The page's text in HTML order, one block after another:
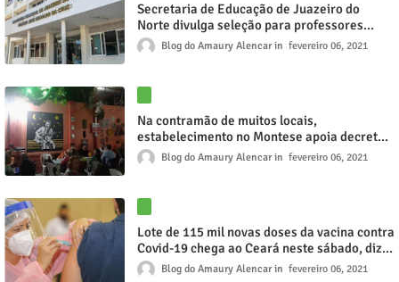
Secretaria de Educação de Juazeiro do
Norte divulga seleção para professores
temporários
Blog do Amaury Alencar fevereiro 06, 2021
Na contramão de muitos locais,
estabelecimento no Montese apoia decreto
contra pandemia, em Fortaleza
Blog do Amaury Alencar fevereiro 06, 2021
Lote de 115 mil novas doses da vacina contra
Covid-19 chega ao Ceará neste sábado, diz
CamiloBlog do Amaury Alencar fevereiro 06, 2021